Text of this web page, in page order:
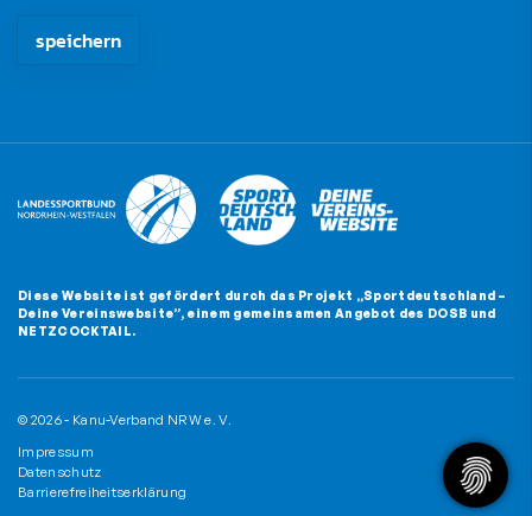
Diese Website ist gefördert durch das Projekt „Sportdeutschland –
Deine Vereinswebsite”, einem gemeinsamen Angebot des DOSB und
NETZCOCKTAIL.
© 2026 - Kanu-Verband NRW e. V.
Impressum
Datenschutz
Barrierefreiheitserklärung